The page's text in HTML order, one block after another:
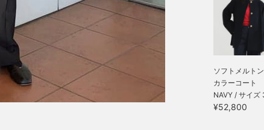
ソフトメルト
カラーコート
NAVY / サイズ
¥52,800